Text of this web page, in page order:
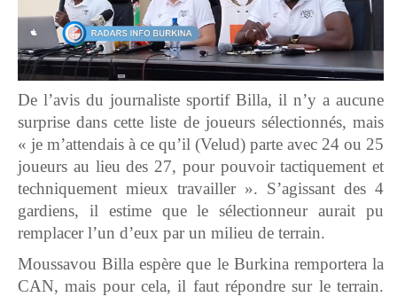
De l’avis du journaliste sportif Billa, il n’y a aucune
surprise dans cette liste de joueurs sélectionnés, mais
« je m’attendais à ce qu’il (Velud) parte avec 24 ou 25
joueurs au lieu des 27, pour pouvoir tactiquement et
techniquement mieux travailler ». S’agissant des 4
gardiens, il estime que le sélectionneur aurait pu
remplacer l’un d’eux par un milieu de terrain.
Moussavou Billa espère que le Burkina remportera la
CAN, mais pour cela, il faut répondre sur le terrain.